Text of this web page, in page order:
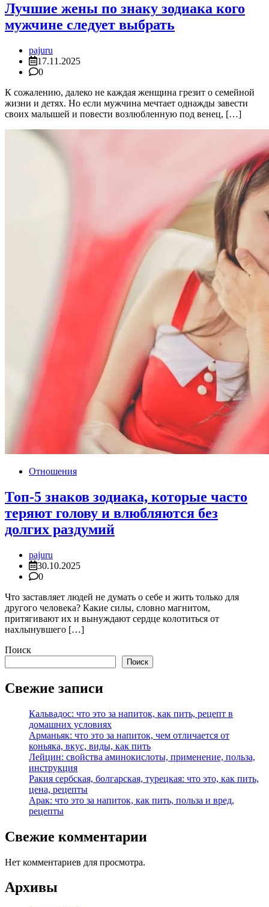
Лучшие жены по знаку зодиака кого
мужчине следует выбрать
pajuru
17.11.2025
0
К сожалению, далеко не каждая женщина грезит о семейной
жизни и детях. Но если мужчина мечтает однажды завести
своих малышей и повести возлюбленную под венец, […]
Отношения
Топ-5 знаков зодиака, которые часто
теряют голову и влюбляются без
долгих раздумий
pajuru
30.10.2025
0
Что заставляет людей не думать о себе и жить только для
другого человека? Какие силы, словно магнитом,
притягивают их и вынуждают сердце колотиться от
нахлынувшего […]
Поиск
Поиск
Свежие записи
Кальвадос: что это за напиток, как пить, рецепт в
домашних условиях
Арманьяк: что это за напиток, чем отличается от
коньяка, вкус, виды, как пить
Лейцин: свойства аминокислоты, применение, польза,
инструкция
Ракия сербская, болгарская, турецкая: что это, как пить,
цена, рецепты
Арак: что это за напиток, как пить, польза и вред,
рецепты
Свежие комментарии
Нет комментариев для просмотра.
Архивы